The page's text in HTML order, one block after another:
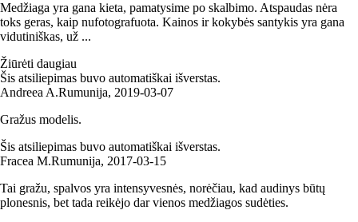
Medžiaga yra gana kieta, pamatysime po skalbimo. Atspaudas nėra
toks geras, kaip nufotografuota. Kainos ir kokybės santykis yra gana
vidutiniškas, už ...
Žiūrėti daugiau
Šis atsiliepimas buvo automatiškai išverstas.
Andreea A.Rumunija, 2019‑03‑07
Gražus modelis.
Šis atsiliepimas buvo automatiškai išverstas.
Fracea M.Rumunija, 2017‑03‑15
Tai gražu, spalvos yra intensyvesnės, norėčiau, kad audinys būtų
plonesnis, bet tada reikėjo dar vienos medžiagos sudėties.